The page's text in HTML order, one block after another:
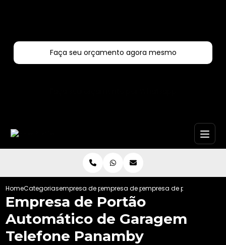
Faça seu orçamento agora mesmo
HomeCategoriasempresa de portoes automaticos
empresa de portao automatico de aco
empresa de portao
Empresa de Portão
Automático de Garagem
Telefone Panamby